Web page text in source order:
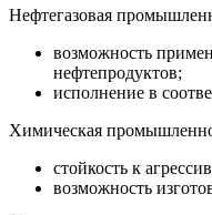
Нефтегазовая
возможность
нефтепродуктов;
исполнение в
Химическая
стойкость к
возможность